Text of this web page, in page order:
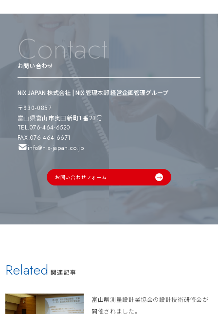
Contact
お問い合わせ
NiX JAPAN 株式会社 | NiX 管理本部 経営企画管理グループ
〒930-0857
富山県富山市奥田新町1番23号
TEL.076-464-6520
FAX.076-464-6671
info@nix-japan.co.jp
お問い合わせフォーム
Related 関連記事
富山県測量設計業協会の設計技術研修会が
開催されました。